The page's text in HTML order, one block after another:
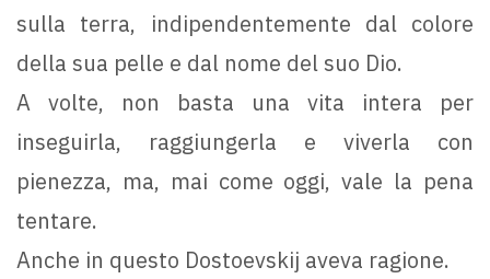
sulla terra, indipendentemente dal colore
della sua pelle e dal nome del suo Dio.
A volte, non basta una vita intera per
inseguirla, raggiungerla e viverla con
pienezza, ma, mai come oggi, vale la pena
tentare.
Anche in questo Dostoevskij aveva ragione.